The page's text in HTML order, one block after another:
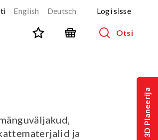
3D Planeerija
English Deutsch Logi sisse
Otsi
PARKUUR
URBAN sari
ja